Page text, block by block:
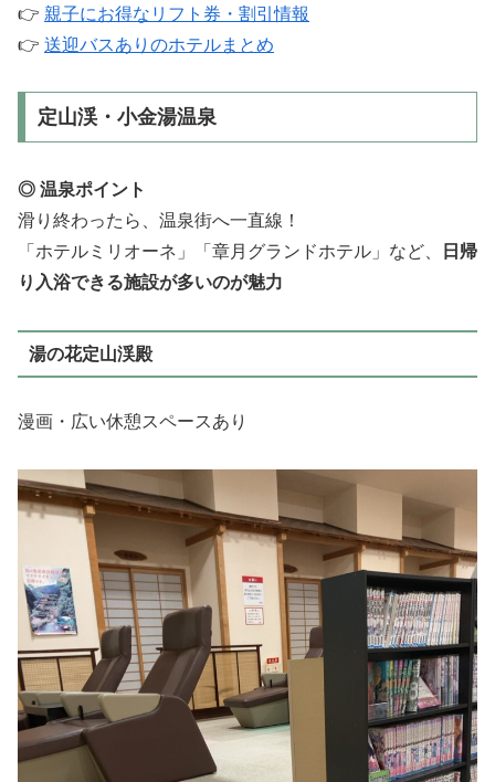
👉 親子にお得なリフト券・割引情報
👉 送迎バスありのホテルまとめ
定山渓・小金湯温泉
◎ 温泉ポイント
滑り終わったら、温泉街へ一直線！
「ホテルミリオーネ」「章月グランドホテル」など、
日帰
り入浴できる施設が多いのが魅力
湯の花定山渓殿
漫画・広い休憩スペースあり